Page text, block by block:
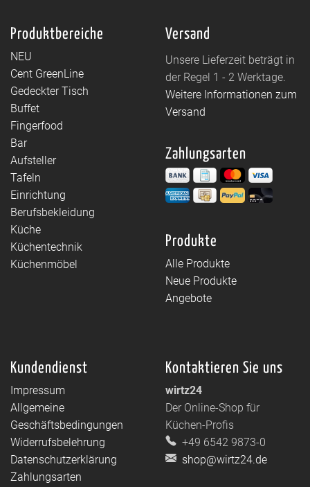
Produktbereiche
NEU
Cent GreenLine
Gedeckter Tisch
Buffet
Fingerfood
Bar
Aufsteller
Tafeln
Einrichtung
Berufsbekleidung
Küche
Küchentechnik
Küchenmöbel
Versand
Unsere Lieferzeit beträgt in
der Regel 1 - 2 Werktage.
Weitere Informationen zum
Versand
Zahlungsarten
Produkte
Alle Produkte
Neue Produkte
Angebote
Kundendienst
Impressum
Allgemeine
Geschäftsbedingungen
Widerrufsbelehrung
Datenschutzerklärung
Zahlungsarten
Kontaktieren Sie uns
wirtz24
Der Online-Shop für
Küchen-Profis
+49 6542 9873-0
shop@wirtz24.de